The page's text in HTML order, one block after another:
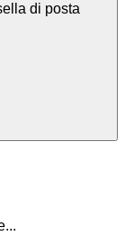
di posta